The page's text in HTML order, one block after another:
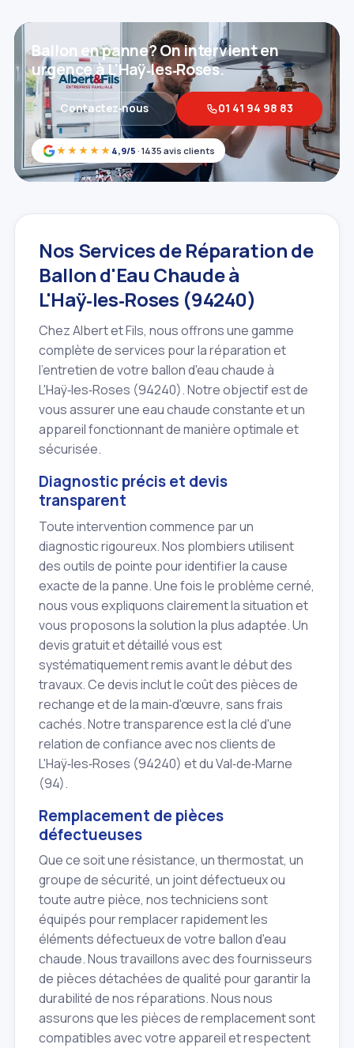
★★★★★ 4,9/5 · 1435 avis clients
Ballon en panne? On intervient en
urgence à L'Haÿ‑les‑Roses.
Contactez‑nous 01 41 94 98 83
Nos Services de Réparation de
Ballon d'Eau Chaude à
L'Haÿ‑les‑Roses (94240)
Chez Albert et Fils, nous offrons une gamme
complète de services pour la réparation et
l'entretien de votre ballon d'eau chaude à
L'Haÿ‑les‑Roses (94240). Notre objectif est de
vous assurer une eau chaude constante et un
appareil fonctionnant de manière optimale et
sécurisée.
Diagnostic précis et devis
transparent
Toute intervention commence par un
diagnostic rigoureux. Nos plombiers utilisent
des outils de pointe pour identifier la cause
exacte de la panne. Une fois le problème cerné,
nous vous expliquons clairement la situation et
vous proposons la solution la plus adaptée. Un
devis gratuit et détaillé vous est
systématiquement remis avant le début des
travaux. Ce devis inclut le coût des pièces de
rechange et de la main‑d'œuvre, sans frais
cachés. Notre transparence est la clé d'une
relation de confiance avec nos clients de
L'Haÿ‑les‑Roses (94240) et du Val‑de‑Marne
(94).
Remplacement de pièces
défectueuses
Que ce soit une résistance, un thermostat, un
groupe de sécurité, un joint défectueux ou
toute autre pièce, nos techniciens sont
équipés pour remplacer rapidement les
éléments défectueux de votre ballon d'eau
chaude. Nous travaillons avec des fournisseurs
de pièces détachées de qualité pour garantir la
durabilité de nos réparations. Nous nous
assurons que les pièces de remplacement sont
compatibles avec votre appareil et respectent